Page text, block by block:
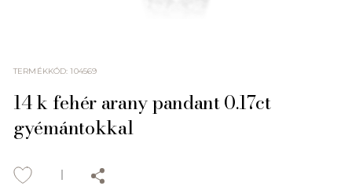
TERMÉKKÓD:104569
14 k fehér arany pandant 0.17ct
gyémántokkal